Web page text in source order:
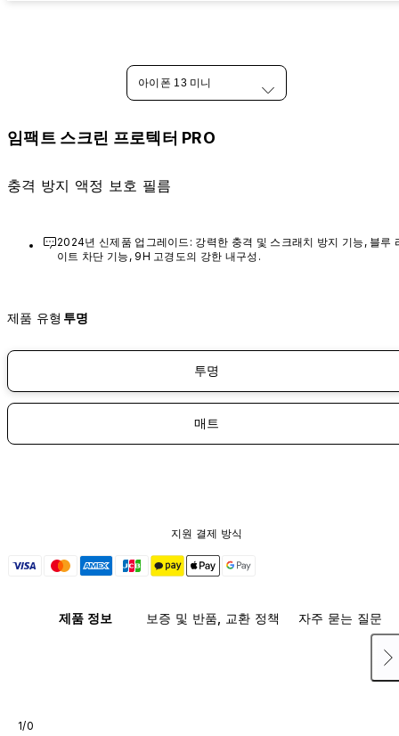
아이폰 13 미니
임팩트 스크린 프로텍터 PRO
충격 방지 액정 보호 필름
2024년 신제품 업그레이드: 강력한 충격 및 스크래치 방지 기능, 블루
이트 차단 기능, 9H 고경도의 강한 내구성.
제품 유형 투명
투명
매트
지원 결제 방식
제품 정보 보증 및 반품, 교환 정책 자주 묻는 질문
1/0